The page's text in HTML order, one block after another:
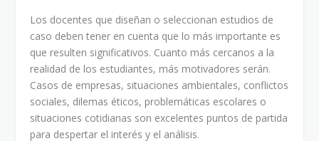
Los docentes que diseñan o seleccionan estudios de
caso deben tener en cuenta que lo más importante es
que resulten significativos. Cuanto más cercanos a la
realidad de los estudiantes, más motivadores serán.
Casos de empresas, situaciones ambientales, conflictos
sociales, dilemas éticos, problemáticas escolares o
situaciones cotidianas son excelentes puntos de partida
para despertar el interés y el análisis.